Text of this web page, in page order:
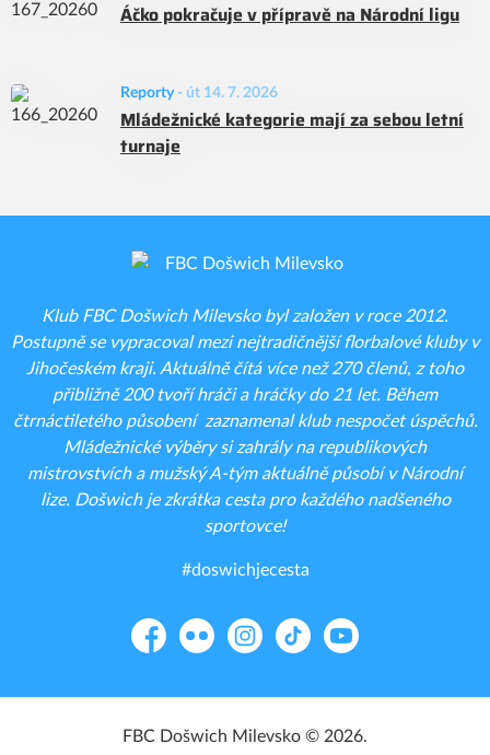
Áčko pokračuje v přípravě na Národní ligu
Reporty - út 14. 7. 2026
Mládežnické kategorie mají za sebou letní
turnaje
Klub FBC Došwich Milevsko byl založen v roce 2012.
Postupně se vypracoval mezi nejtradičnější florbalové kluby v
Jihočeském kraji. Aktuálně čítá více než 270 členů, z toho
přibližně 200 tvoří hráči a hráčky do 21 let. Během
čtrnáctiletého působení zaznamenal klub nespočet úspěchů.
Mládežnické výběry si zahrály na republikových
mistrovstvích a mužský A-tým aktuálně působí v Národní
lize. Došwich je zkrátka cesta pro každého nadšeného
sportovce!
#doswichjecesta
FacebookFlickr Instagram
TikTok YouTube
FBC Došwich Milevsko © 2026.